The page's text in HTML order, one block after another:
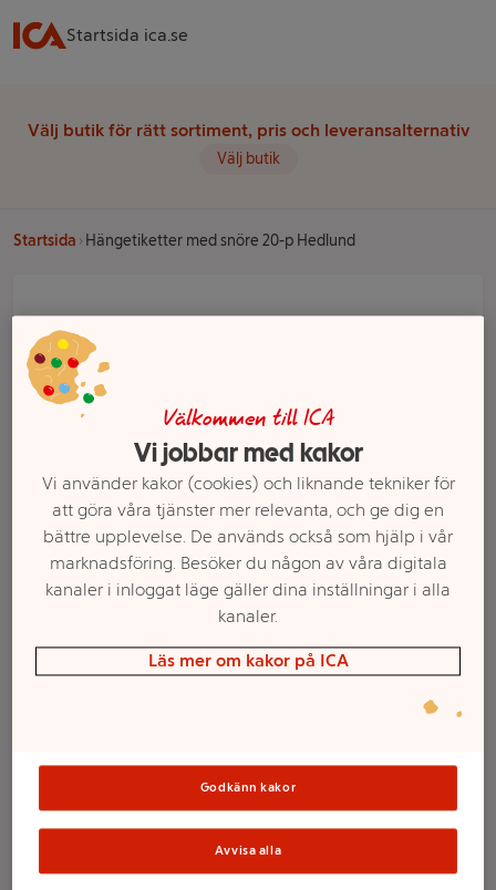
Startsida ica.se
Välj butik för rätt sortiment, pris och leveransalternativ
Välj butik
Startsida Hängetiketter med snöre 20-p Hedlund
Välj butik och handla
Sortimentet kan variera mellan butikerna
Välkommen till ICA
Vi jobbar med kakor
Vi använder kakor (cookies) och liknande tekniker för
att göra våra tjänster mer relevanta, och ge dig en
bättre upplevelse. De används också som hjälp i vår
marknadsföring. Besöker du någon av våra digitala
kanaler i inloggat läge gäller dina inställningar i alla
kanaler.
Läs mer om kakor på ICA
Godkänn kakor
Avvisa alla